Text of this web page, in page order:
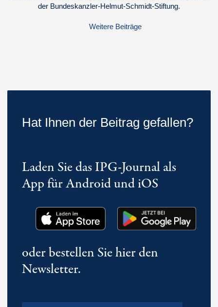
der Bundeskanzler-Helmut-Schmidt-Stiftung.
Weitere Beiträge
Hat Ihnen der Beitrag gefallen?
Laden Sie das IPG-Journal als
App für Android und iOS
oder bestellen Sie hier den
Newsletter.